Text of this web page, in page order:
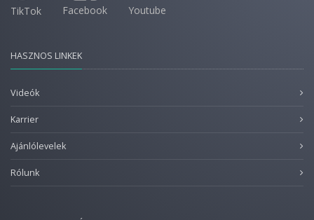
TikTok Facebook Youtube
HASZNOS LINKEK
Videók
Karrier
Ajánlólevelek
Rólunk